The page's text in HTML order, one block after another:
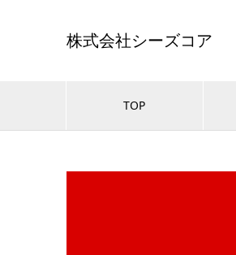
株式会社シーズコア
TOP